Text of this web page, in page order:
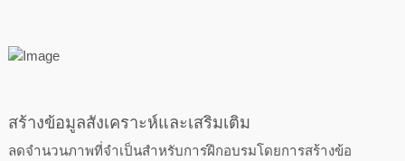
สร้างข้อมูลสังเคราะห์และเสริมเติม
ลดจำนวนภาพที่จำเป็นสำหรับการฝึกอบรมโดยการสร้างข้อ